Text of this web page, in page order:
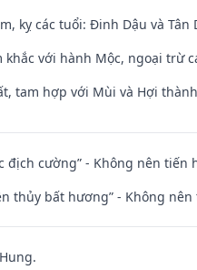
kỵ các tuổi: Đinh Dậu và Tân
với hành Mộc, ngoại trừ
tam hợp với Mùi và Hợi
địch cường” - Không nên
thủy bất hương” - Không